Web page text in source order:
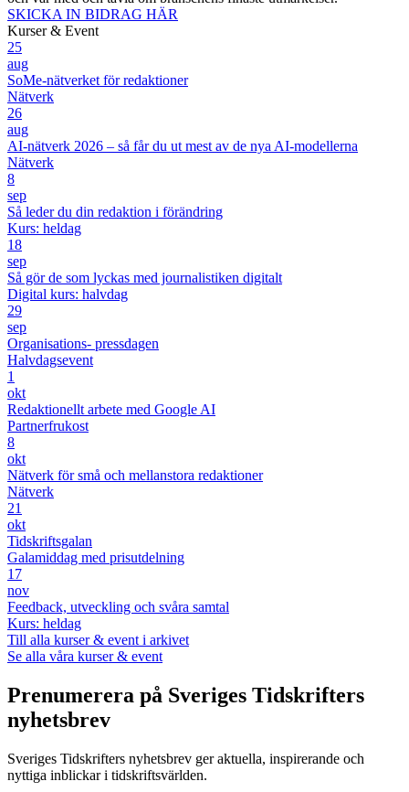
SKICKA IN BIDRAG HÄR
Kurser & Event
25
aug
SoMe-nätverket för redaktioner
Nätverk
26
aug
AI-nätverk 2026 – så får du ut mest av de nya AI-modellerna
Nätverk
8
sep
Så leder du din redaktion i förändring
Kurs: heldag
18
sep
Så gör de som lyckas med journalistiken digitalt
Digital kurs: halvdag
29
sep
Organisations- pressdagen
Halvdagsevent
1
okt
Redaktionellt arbete med Google AI
Partnerfrukost
8
okt
Nätverk för små och mellanstora redaktioner
Nätverk
21
okt
Tidskriftsgalan
Galamiddag med prisutdelning
17
nov
Feedback, utveckling och svåra samtal
Kurs: heldag
Till alla kurser & event i arkivet
Se alla våra kurser & event
Prenumerera på Sveriges Tidskrifters
nyhetsbrev
Sveriges Tidskrifters nyhetsbrev ger aktuella, inspirerande och
nyttiga inblickar i tidskriftsvärlden.